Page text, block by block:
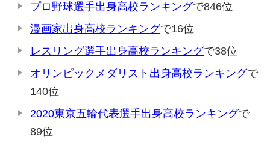
プロ野球選手出身高校ランキングで846位
漫画家出身高校ランキングで16位
レスリング選手出身高校ランキングで38位
オリンピックメダリスト出身高校ランキングで
140位
2020東京五輪代表選手出身高校ランキングで
89位